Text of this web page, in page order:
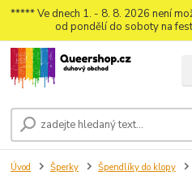
***** Ve dnech 1. - 8. 8. 2026 není
od pondělí do soboty na
Úvod Šperky Špendlíky do klopy